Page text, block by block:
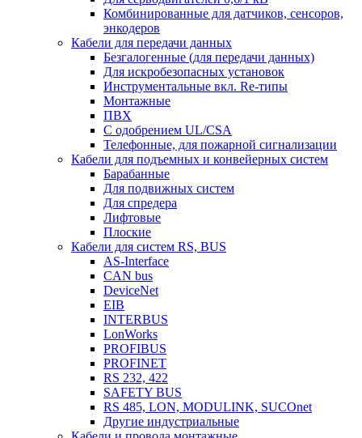
Комбинированные для датчиков, cенсоров,
энкодеров
Кабели для передачи данных
Безгалогенные (для передачи данных)
Для искробезопасных установок
Инструментальные вкл. Re-типы
Монтажные
ПВХ
С одобрением UL/CSA
Телефонные, для пожарной сигнализации
Кабели для подъемных и конвейерных систем
Барабанные
Для подвижных систем
Для спредера
Лифтовые
Плоские
Кабели для систем RS, BUS
AS-Interface
CAN bus
DeviceNet
EIB
INTERBUS
LonWorks
PROFIBUS
PROFINET
RS 232, 422
SAFETY BUS
RS 485, LON, MODULINK, SUCOnet
Другие индустриальные